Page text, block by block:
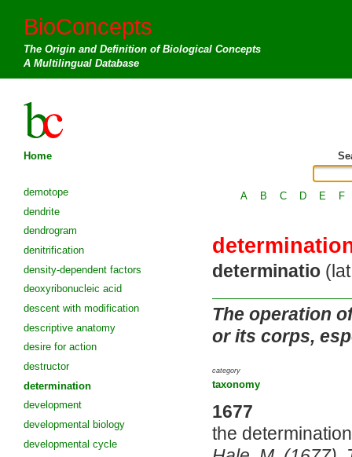
BioConcepts
The Origin and Definition of Biological Concepts
A Multilingual Database
Home
demotope
dendrite
dendrogram
denitrification
density-dependent factors
deoxyribonucleic acid
descent with modification
descriptive anatomy
desire for action
destructor
determination
development
developmental biology
developmental cycle
A B C D E F
determinatio
The operation
or its corps,
category
taxonomy
1677
the